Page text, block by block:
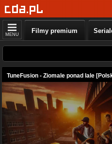
MENU Filmy premium
TuneFusion - Ziomale ponad lale